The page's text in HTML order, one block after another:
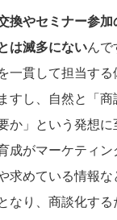
換やセミナー参
は滅多にないん
一貫して担当す
すし、自然と「
か」という発想に
成がマーケティ
求めている情報
なり、商談化す